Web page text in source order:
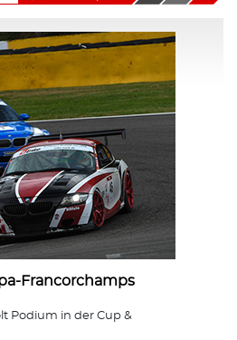
Francorchamps
Podium in der Cup &